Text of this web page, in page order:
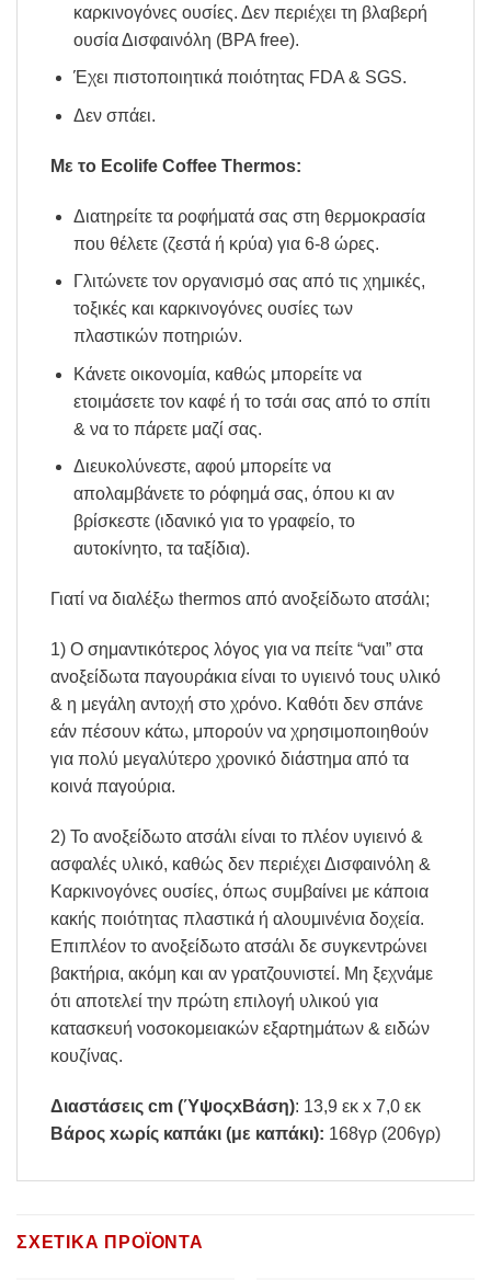
καρκινογόνες ουσίες. Δεν περιέχει τη βλαβερή
ουσία Δισφαινόλη (ΒPA free).
Έχει πιστοποιητικά ποιότητας FDA & SGS.
Δεν σπάει.
Mε το Ecolife Coffee Thermos:
Διατηρείτε τα ροφήματά σας στη θερμοκρασία
που θέλετε (ζεστά ή κρύα) για 6-8 ώρες.
Γλιτώνετε τον οργανισμό σας από τις χημικές,
τοξικές και καρκινογόνες ουσίες των
πλαστικών ποτηριών.
Κάνετε οικονομία, καθώς μπορείτε να
ετοιμάσετε τον καφέ ή το τσάι σας από το σπίτι
& να το πάρετε μαζί σας.
Διευκολύνεστε, αφού μπορείτε να
απολαμβάνετε το ρόφημά σας, όπου κι αν
βρίσκεστε (ιδανικό για το γραφείο, το
αυτοκίνητο, τα ταξίδια).
Γιατί να διαλέξω thermos από ανοξείδωτο ατσάλι;
1) O σημαντικότερος λόγος για να πείτε “ναι” στα
ανοξείδωτα παγουράκια είναι το υγιεινό τους υλικό
& η μεγάλη αντοχή στο χρόνο. Καθότι δεν σπάνε
εάν πέσουν κάτω, μπορούν να χρησιμοποιηθούν
για πολύ μεγαλύτερο χρονικό διάστημα από τα
κοινά παγούρια.
2) Το ανοξείδωτο ατσάλι είναι το πλέον υγιεινό &
ασφαλές υλικό, καθώς δεν περιέχει Δισφαινόλη &
Καρκινογόνες ουσίες, όπως συμβαίνει με κάποια
κακής ποιότητας πλαστικά ή αλουμινένια δοχεία.
Επιπλέον το ανοξείδωτο ατσάλι δε συγκεντρώνει
βακτήρια, ακόμη και αν γρατζουνιστεί. Μη ξεχνάμε
ότι αποτελεί την πρώτη επιλογή υλικού για
κατασκευή νοσοκομειακών εξαρτημάτων & ειδών
κουζίνας.
Διαστάσεις cm (ΎψοςxΒάση): 13,9 εκ x 7,0 εκ
Βάρος xωρίς καπάκι (με καπάκι): 168γρ (206γρ)
ΣΧΕΤΙΚΆ ΠΡΟΪΌΝΤΑ